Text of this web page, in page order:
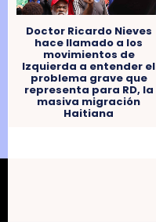
Doctor Ricardo Nieves
hace llamado a los
movimientos de
Izquierda a entender el
problema grave que
representa para RD, la
masiva migración
Haitiana